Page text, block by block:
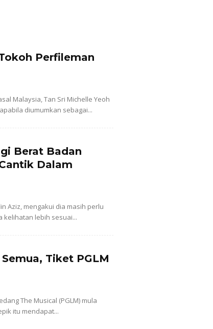
Perfileman
Malaysia, Tan Sri Michelle Yeoh
diumumkan sebagai...
Berat Badan
Dalam
Aziz, mengakui dia masih perlu
kelihatan lebih sesuai...
Tiket PGLM
The Musical (PGLM) mula
itu mendapat...